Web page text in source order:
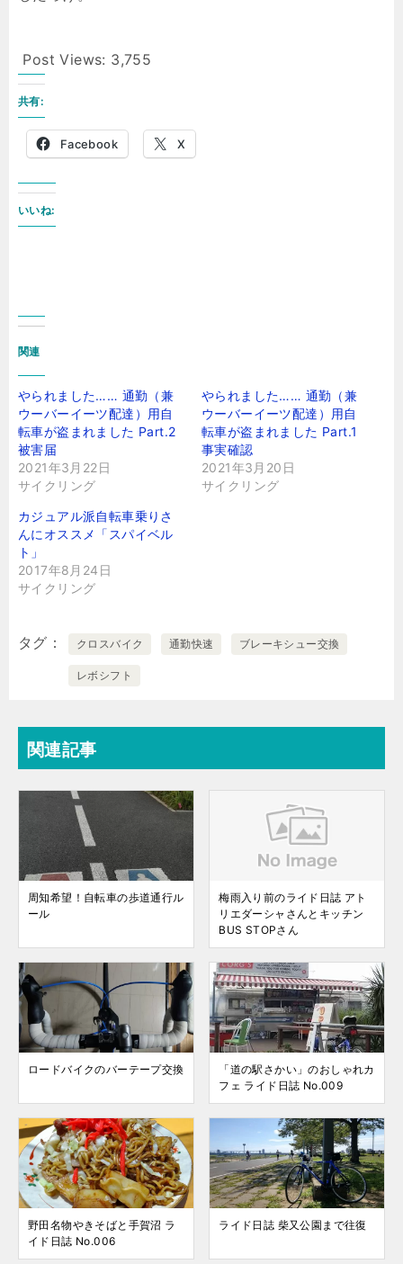
Post Views: 3,755
共有:
Facebook X
いいね:
関連
やられました…… 通勤（兼
ウーバーイーツ配達）用自
転車が盗まれました Part.2
被害届
2021年3月22日
サイクリング
やられました…… 通勤（兼
ウーバーイーツ配達）用自
転車が盗まれました Part.1
事実確認
2021年3月20日
サイクリング
カジュアル派自転車乗りさ
んにオススメ「スパイベル
ト」
2017年8月24日
サイクリング
タグ クロスバイク 通勤快速 ブレーキシュー交換
レボシフト
関連記事
周知希望！自転車の歩道通行ル
ール
梅雨入り前のライド日誌 アト
リエダーシャさんとキッチン
BUS STOPさん
ロードバイクのバーテープ交換
「道の駅さかい」のおしゃれカ
フェ ライド日誌 No.009
野田名物やきそばと手賀沼 ラ
イド日誌 No.006
ライド日誌 柴又公園まで往復